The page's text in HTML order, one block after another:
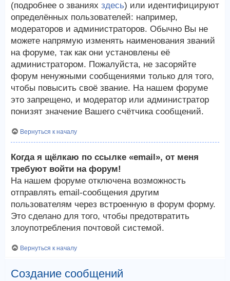
(подробнее о званиях здесь) или идентифицируют
определённых пользователей: например,
модераторов и администраторов. Обычно Вы не
можете напрямую изменять наименования званий
на форуме, так как они установлены её
администратором. Пожалуйста, не засоряйте
форум ненужными сообщениями только для того,
чтобы повысить своё звание. На нашем форуме
это запрещено, и модератор или администратор
понизят значение Вашего счётчика сообщений.
Вернуться к началу
Когда я щёлкаю по ссылке «email», от меня
требуют войти на форум!
На нашем форуме отключена возможность
отправлять email-сообщения другим
пользователям через встроенную в форум форму.
Это сделано для того, чтобы предотвратить
злоупотребления почтовой системой.
Вернуться к началу
Создание сообщений